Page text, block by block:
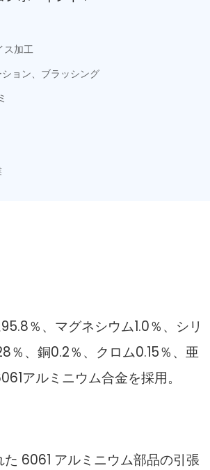
ス加工
ョン、ブラッシング
％、マグネシウム1.0％、シリ
％、銅0.2％、クロム0.15％、亜
アルミニウム合金を採用。
6061 アルミニウム部品の引張